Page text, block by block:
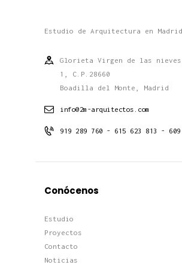
Estudio de Arquitectura en Madrid
Glorieta Virgen de las
1, C.P.28660
Boadilla del Monte, Madrid
info@2m-arquitectos.com
919 289 760 - 615 623 813 - 609
Conócenos
Estudio
Proyectos
Contacto
Noticias